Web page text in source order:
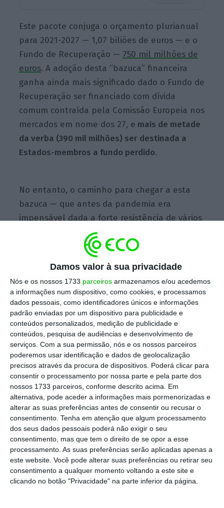
Damos valor à sua privacidade
Nós e os nossos 1733 parceiros armazenamos e/ou acedemos
a informações num dispositivo, como cookies, e processamos
dados pessoais, como identificadores únicos e informações
padrão enviadas por um dispositivo para publicidade e
conteúdos personalizados, medição de publicidade e
conteúdos, pesquisa de audiências e desenvolvimento de
serviços. Com a sua permissão, nós e os nossos parceiros
poderemos usar identificação e dados de geolocalização
precisos através da procura de dispositivos. Poderá clicar para
consentir o processamento por nossa parte e pela parte dos
nossos 1733 parceiros, conforme descrito acima. Em
alternativa, pode aceder a informações mais pormenorizadas e
alterar as suas preferências antes de consentir ou recusar o
consentimento. Tenha em atenção que algum processamento
dos seus dados pessoais poderá não exigir o seu
consentimento, mas que tem o direito de se opor a esse
processamento. As suas preferências serão aplicadas apenas a
este website. Você pode alterar suas preferências ou retirar seu
consentimento a qualquer momento voltando a este site e
clicando no botão "Privacidade" na parte inferior da página.
Este pacote conjuga o orçamento plurianual
para 2021-2027 — 1,07 biliões de euros — e o
Fundo de Recuperação — 750 mil milhões de
euros. A adoção desta “bazuca” financeira
ganha ainda mais significado dado o Fundo de
Recuperação ser financiado com dívida
comum contraída pela Comissão Europeia nos
mercados em nome dos 27, e mais de metade
da verba (390 mil milhões) ser destinada a
Estados-membros a fundo perdido.
No entanto, o caminho para chegar a esta
bazuca — que antes da pandemia era
impensável dada a forte resistência de vários
Estados-membros à emissão de dívida
conjunta e a subvenções –, foi sinuoso, e o
acordo final só foi fechado já este mês, quando
os 27 superaram o último obstáculo que surgiu
no trajeto
veto de Hungria e Polónia ao
mecanismo que condiciona o acesso aos
fundos comunitáriosao respeito pelo Estado
de direito.
Foi em julho, após uma maratona negocial
que se arrastou por quatro noites e cinco
dias, naquela que se tornou asegunda
cimeira mais longa da história da UE, que os
chefes de Estado e de Governo dos 27
chegaram a um compromisso sobre o pacote
de recuperação.
Costa admite erros na pandemia, mas põe foco no
futuro